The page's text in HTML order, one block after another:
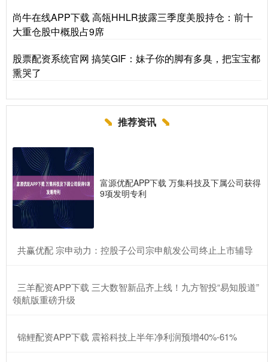
尚牛在线APP下载 高瓴HHLR披露三季度美股持仓：前十
大重仓股中概股占9席
股票配资系统官网 搞笑GIF：妹子你的脚有多臭，把宝宝都
熏哭了
推荐资讯
富源优配APP下载 万集科技及下属公司获得
9项发明专利
​共赢优配 宗申动力：控股子公司宗申航发公司终止上市辅导
​三羊配资APP下载 三大数智新品齐上线！九方智投“易知股道”
领航版重磅升级
​锦鲤配资APP下载 震裕科技上半年净利润预增40%-61%